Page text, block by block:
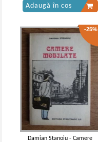
Adaugă în coș
-25%
Damian Stanoiu - Camere